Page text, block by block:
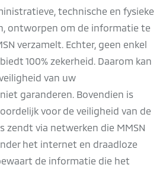
technische en fysieke
ontworpen om de informatie te
verzamelt. Echter, geen enkel
100% zekerheid. Daarom kan
van uw
garanderen. Bovendien is
voor de veiligheid van de
zendt via netwerken die MMSN
het internet en draadloze
de informatie die het